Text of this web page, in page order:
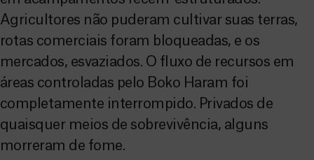
Agricultores não puderam cultivar suas terras,
rotas comerciais foram bloqueadas, e os
mercados, esvaziados. O fluxo de recursos em
áreas controladas pelo Boko Haram foi
completamente interrompido. Privados de
quaisquer meios de sobrevivência, alguns
morreram de fome.